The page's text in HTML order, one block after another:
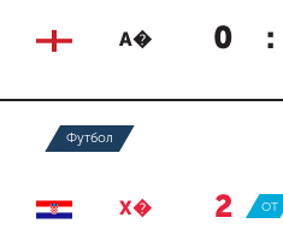
А� 0 :
Футбол
Х� 2 :
ОТ